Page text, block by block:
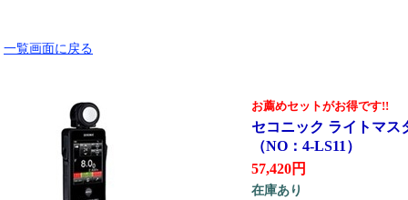
一覧画面に戻る
お薦めセットがお得です!!
セコニック ライトマス
（NO：4-LS11）
57,420円
在庫あり